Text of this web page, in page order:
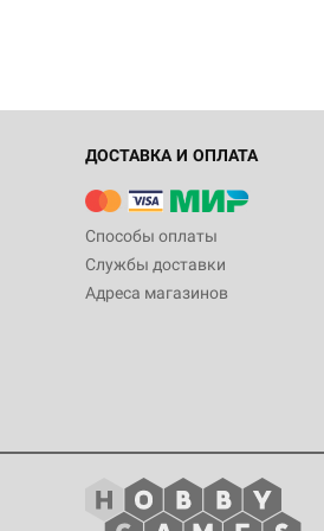
ДОСТАВКА И ОПЛАТА
Способы оплаты
Службы доставки
Адреса магазинов